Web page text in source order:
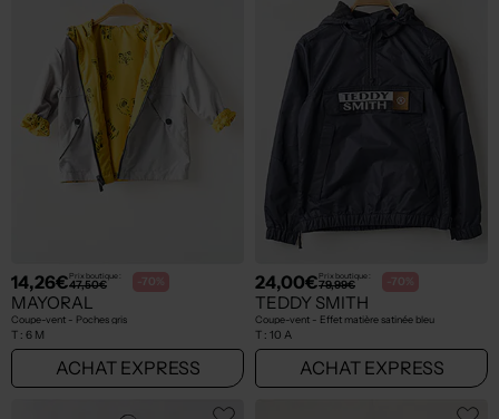
14,26€Prix boutique :
47,50€ -70%
MAYORAL
Coupe-vent - Poches gris
T : 6 M
ACHAT EXPRESS
24,00€Prix boutique :
79,99€ -70%
TEDDY SMITH
Coupe-vent - Effet matière satinée bleu
T : 10 A
ACHAT EXPRESS